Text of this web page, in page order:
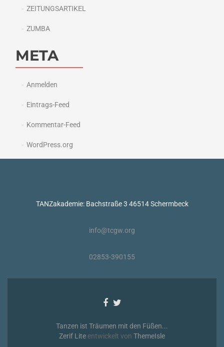
ZEITUNGSARTIKEL
ZUMBA
META
Anmelden
Eintrags-Feed
Kommentar-Feed
WordPress.org
TANZakademie: Bachstraße 3 46514 Schermbeck
info@tcgw.org
02853-390155
Facebook-
Twitter-
Tanzen ist Träumen mit den Füßen...
Zerif Lite entwickelt von ThemeIsle